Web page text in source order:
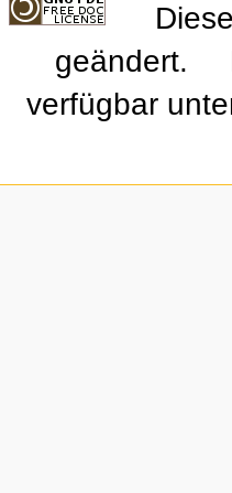
geändert.
verfügbar